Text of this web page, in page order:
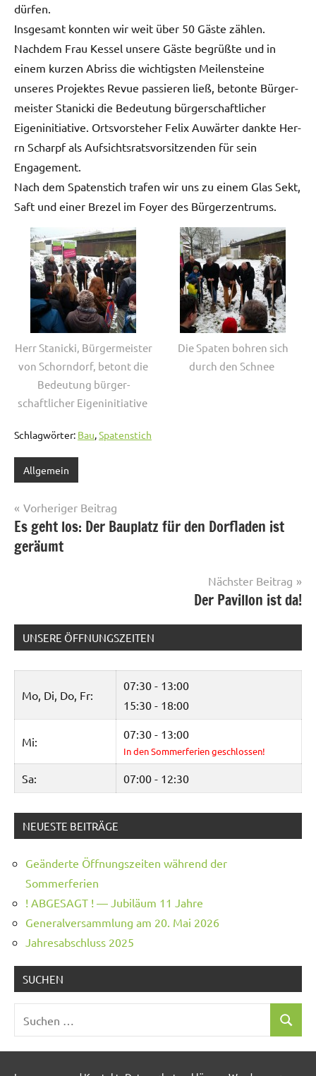
dürfen.
Ins­ge­samt kon­nten wir weit über 50 Gäste zählen.
Nach­dem Frau Kessel unsere Gäste begrüßte und in
einem kurzen Abriss die wichtig­sten Meilen­steine
unseres Pro­jek­tes Revue passieren ließ, betonte Bürg­er­
meis­ter Stan­ic­ki die Bedeu­tung bürg­er­schaftlich­er
Eigenini­tia­tive. Ortsvorste­her Felix Auwärter dank­te Her­
rn Scharpf als Auf­sicht­sratsvor­sitzen­den für sein
Engagement.
Nach dem Spaten­stich trafen wir uns zu einem Glas Sekt,
Saft und ein­er Brezel im Foy­er des Bürgerzentrums.
Herr Stan­ic­ki, Bürg­er­meis­ter
von Schorn­dorf, betont die
Bedeu­tung bürg­er­
schaftlich­er Eigeninitiative
Die Spat­en bohren sich
durch den Schnee
Schlagwörter: Bau Spatenstich
Allgemein
Beitragsnavigation
Vorheriger Beitrag
Es geht los: Der Bauplatz für den Dorfladen ist
geräumt
Nächster Beitrag
Der Pavillon ist da!
UNSERE ÖFFNUNGSZEITEN
Mo, Di, Do, Fr:
07:30 - 13:00
15:30 - 18:00
Mi:
07:30 - 13:00
In den Sommerferien geschlossen!
Sa: 07:00 - 12:30
NEUESTE BEITRÄGE
Geänderte Öffnungszeiten während der
Sommerferien
! ABGESAGT ! — Jubiläum 11 Jahre
Generalversammlung am 20. Mai 2026
Jahresabschluss 2025
SUCHEN
nach:
Suchen